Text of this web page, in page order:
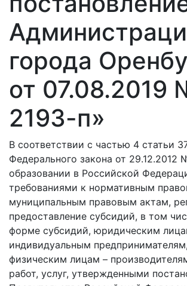
города
от 07.08.2019
2193-п»
В соответствии с частью 4 статьи
Федерального закона от
образовании в Российской
требованиями к нормативным
муниципальным правовым актам,
предоставление субсидий, в том
форме субсидий, юридическим
индивидуальным
физическим лицам –
работ, услуг, утвержденными